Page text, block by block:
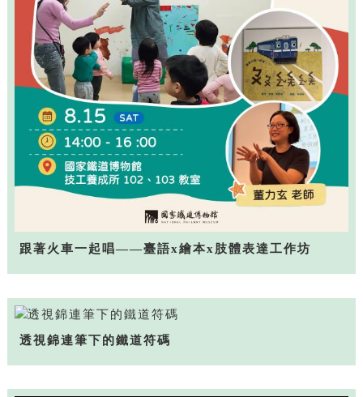
跟著火車一起唱——臺語x繪本x肢體表達工作坊
透視錦連筆下的鐵道符碼